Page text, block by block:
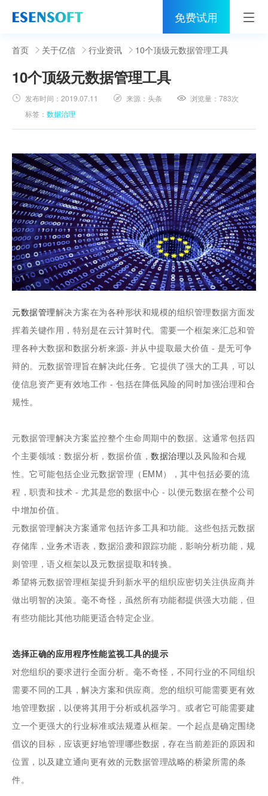
免费试用
首页
睿治
解决方案
伙伴
服务
社区
关于亿信
400-0011-866
首页 关于亿信 行业资讯 10个顶级元数据管理工具
10个顶级元数据管理工具
发布时间：2019.07.11 来源：头条 浏览量：783次
标签：数据治理
元数据管理解决方案在为各种形状和规模的组织管理数据方面发
挥着关键作用，特别是在云计算时代。需要一个框架来汇总和管
理各种大数据和数据分析来源- 并从中提取最大价值 - 是无可争
辩的。元数据管理旨在解决此任务。它提供了强大的工具，可以
使信息资产更有效地工作 - 包括在降低风险的同时加强治理和合
规性。
元数据管理解决方案监控整个生命周期中的数据。这通常包括四
个主要领域：数据分析，数据价值，数据治理以及风险和合规
性。它可能包括企业元数据管理（EMM），其中包括必要的流
程，职责和技术 - 尤其是您的数据中心 - 以便元数据在整个公司
中增加价值。
元数据管理解决方案通常包括许多工具和功能。这些包括元数据
存储库，业务术语表，数据沿袭和跟踪功能，影响分析功能，规
则管理，语义框架以及元数据提取和转换。
希望将元数据管理框架提升到新水平的组织应密切关注供应商并
做出明智的决策。毫不奇怪，虽然所有功能都提供强大功能，但
有些功能比其他功能更适合特定企业。
选择正确的应用程序性能监视工具的提示
对您组织的要求进行全面分析。毫不奇怪，不同行业的不同组织
需要不同的工具，解决方案和供应商。您的组织可能需要更有效
地管理数据，以便将其用于分析或机器学习。或者它可能需要建
立一个更强大的行业标准或法规遵从框架。一个起点是确定围绕
倡议的目标，应该更好地管理哪些数据，存在当前差距的原因和
位置，以及建立通向更有效的元数据管理战略的桥梁所需的条
件。